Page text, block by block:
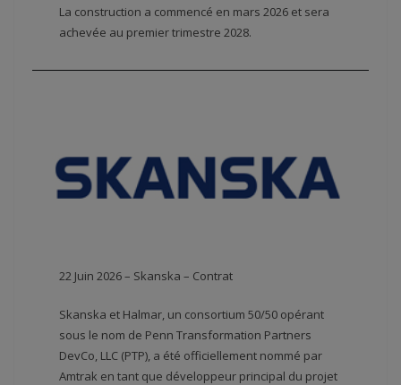
La construction a commencé en mars 2026 et sera
achevée au premier trimestre 2028.
22 Juin 2026 – Skanska – Contrat
Skanska et Halmar, un consortium 50/50 opérant
sous le nom de Penn Transformation Partners
DevCo, LLC (PTP), a été officiellement nommé par
Amtrak en tant que développeur principal du projet